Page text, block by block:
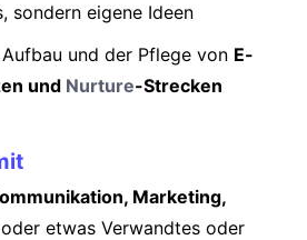
sondern eigene Ideen
und der Pflege von E-
und Nurture-Strecken
Marketing,
oder etwas Verwandtes oder